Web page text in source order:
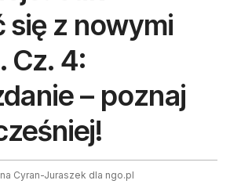
się z nowymi
Cz. 4:
– poznaj
Cyran-Juraszek dla ngo.pl